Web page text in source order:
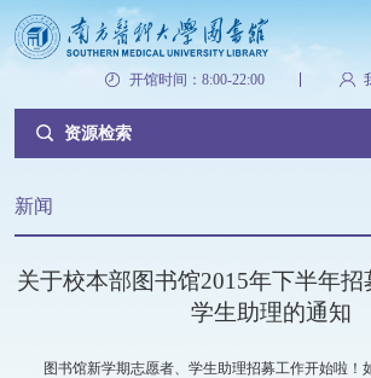
开馆时间：8:00-22:00
资源检索
新闻
关于校本部图书馆2015年下半年招
学生助理的通知
图书馆新学期志愿者、学生助理招募工作开始啦！